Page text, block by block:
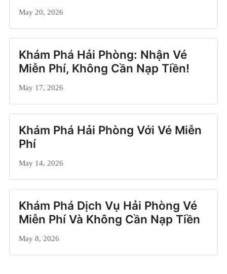
May 20, 2026
Khám Phá Hải Phòng: Nhận Vé
Miễn Phí, Không Cần Nạp Tiền!
May 17, 2026
Khám Phá Hải Phòng Với Vé Miễn
Phí
May 14, 2026
Khám Phá Dịch Vụ Hải Phòng Vé
Miễn Phí Và Không Cần Nạp Tiền
May 8, 2026